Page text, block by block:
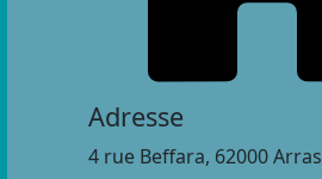
Adresse
4 rue Beffara, 62000 Arras